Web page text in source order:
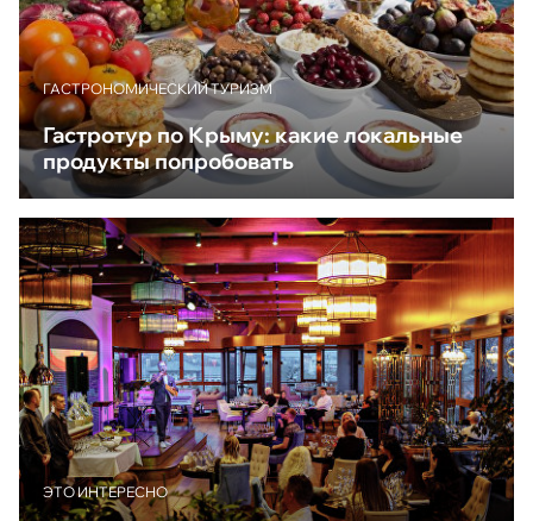
ГАСТРОНОМИЧЕСКИЙ ТУРИЗМ
Гастротур по Крыму: какие локальные
продукты попробовать
ЭТО ИНТЕРЕСНО